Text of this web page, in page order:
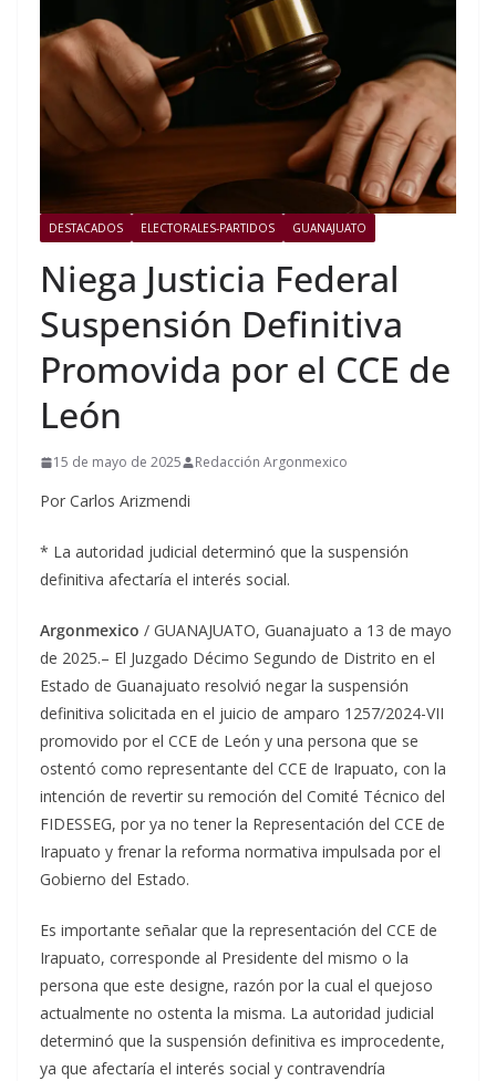
DESTACADOS ELECTORALES-PARTIDOS GUANAJUATO
Niega Justicia Federal
Suspensión Definitiva
Promovida por el CCE de
León
15 de mayo de 2025 Redacción Argonmexico
Por Carlos Arizmendi
* La autoridad judicial determinó que la suspensión
definitiva afectaría el interés social.
Argonmexico / GUANAJUATO, Guanajuato a 13 de mayo
de 2025.– El Juzgado Décimo Segundo de Distrito en el
Estado de Guanajuato resolvió negar la suspensión
definitiva solicitada en el juicio de amparo 1257/2024-VII
promovido por el CCE de León y una persona que se
ostentó como representante del CCE de Irapuato, con la
intención de revertir su remoción del Comité Técnico del
FIDESSEG, por ya no tener la Representación del CCE de
Irapuato y frenar la reforma normativa impulsada por el
Gobierno del Estado.
Es importante señalar que la representación del CCE de
Irapuato, corresponde al Presidente del mismo o la
persona que este designe, razón por la cual el quejoso
actualmente no ostenta la misma. La autoridad judicial
determinó que la suspensión definitiva es improcedente,
ya que afectaría el interés social y contravendría